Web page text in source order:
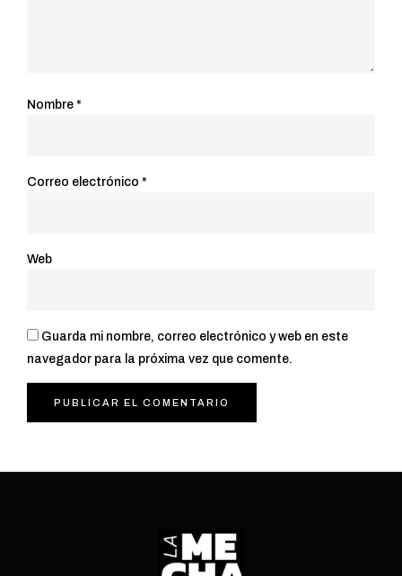
Nombre *
Correo electrónico *
Web
Guarda mi nombre, correo electrónico y web en este
navegador para la próxima vez que comente.